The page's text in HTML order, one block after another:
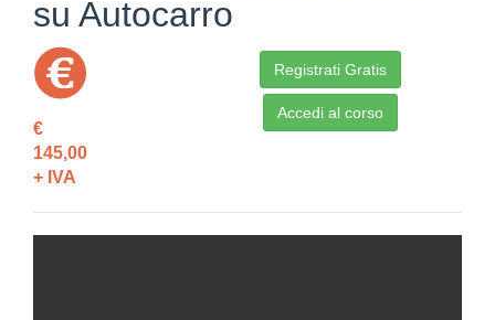
su Autocarro
€
145,00
+ IVA
Registrati Gratis
Accedi al corso